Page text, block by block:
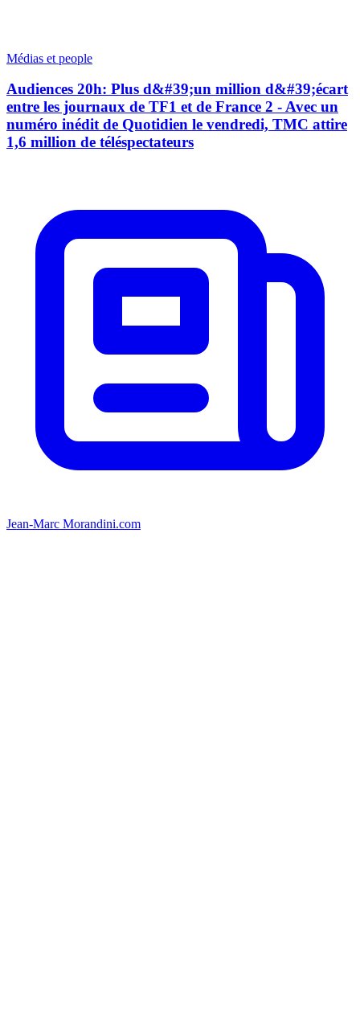
Médias et people
Audiences 20h: Plus d&#39;un million d&#39;écart
entre les journaux de TF1 et de France 2 - Avec un
numéro inédit de Quotidien le vendredi, TMC attire
1,6 million de téléspectateurs
Jean-Marc Morandini.com